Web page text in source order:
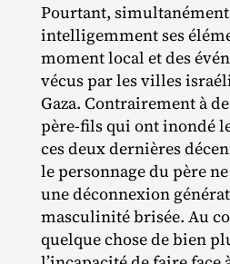
Pourtant,
intelligemment ses
moment local et des
vécus par les villes
Gaza. Contrairement à
père‐​fils qui ont inondé
ces deux dernières
le personnage du père
une déconnexion
masculinité brisée. Au
quelque chose de bien